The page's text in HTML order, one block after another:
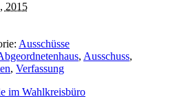
2015
Ausschüsse
, Ausschuss,
, Verfassung
im Wahlkreisbüro